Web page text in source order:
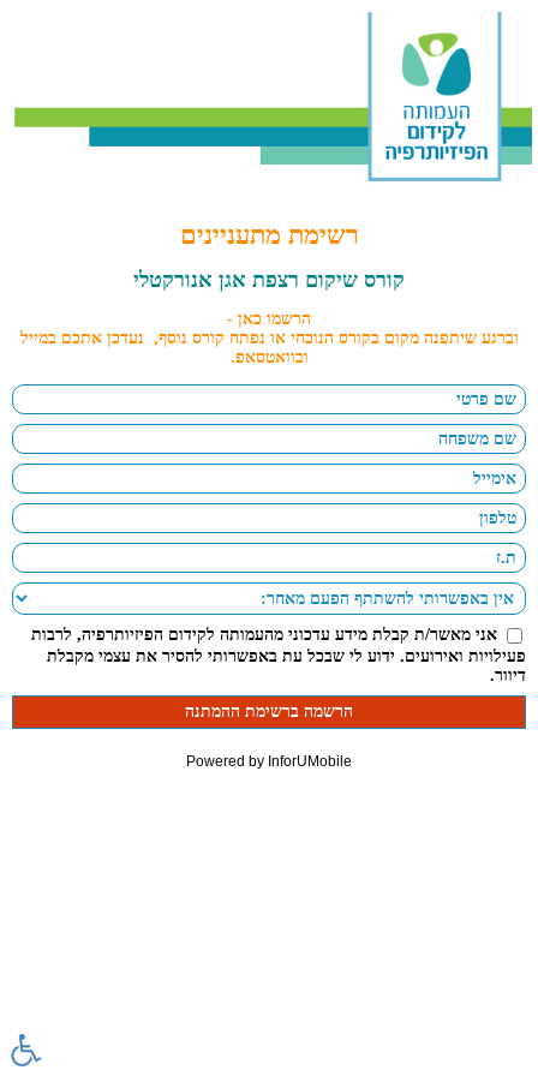
רשימת מתעניינים
קורס שיקום רצפת אגן אנורקטלי
הרשמו כאן -
וברגע שיתפנה מקום בקורס הנוכחי או נפתח קורס נוסף, נעדכן אתכם במייל
ובוואטסאפ.
אני מאשר/ת קבלת מידע עדכוני מהעמותה לקידום הפיזיותרפיה, לרבות
פעילויות ואירועים. ידוע לי שבכל עת באפשרותי להסיר את עצמי מקבלת
דיוור.
Powered by InforUMobile